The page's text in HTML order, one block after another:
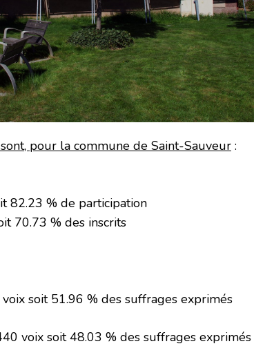
pour la commune de Saint-Sauveur :
82.23 % de participation
70.73 % des inscrits
soit 51.96 % des suffrages exprimés
voix soit 48.03 % des suffrages exprimés